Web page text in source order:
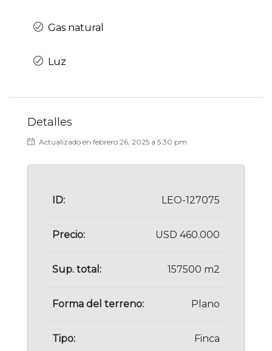
Gas natural
Luz
Detalles
Actualizado en febrero 26, 2025 a 5:30 pm
ID: LEO-127075
Precio: USD 460.000
Sup. total: 157500 m2
Forma del terreno: Plano
Tipo: Finca